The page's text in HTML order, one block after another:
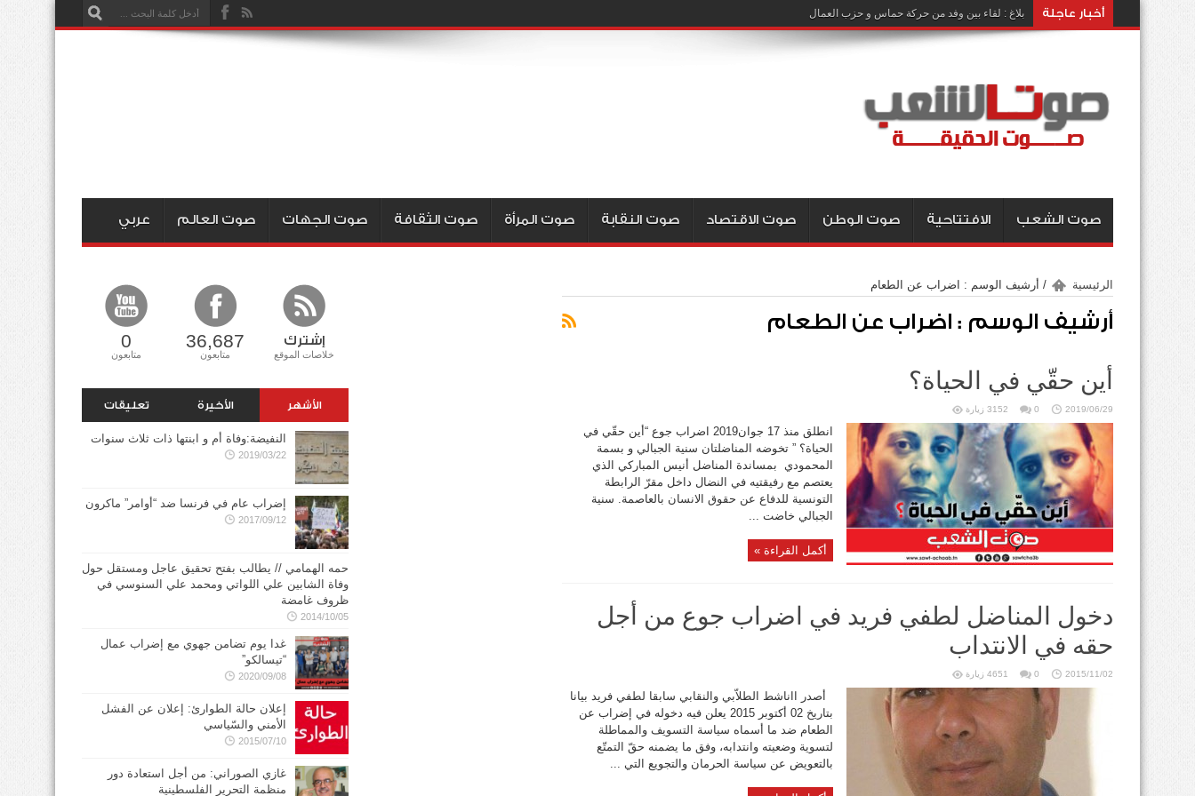
أخبار عاجلة بلاغ : لقاء بين وفد من حركة حماس و حزب العمال
صوت الشعب الافتتاحية صوت الوطن صوت الاقتصاد صوت النقابة صوت المرأة صوت الثقافة صوت الجهات صوت العالم عربي
الرئيسية / أرشيف الوسم : اضراب عن الطعام
أرشيف الوسم : اضراب عن الطعام
أين حقّي في الحياة؟
2019/06/29
0 3152 زيارة
انطلق منذ 17 جوان2019 اضراب جوع “أين حقّي في
الحياة؟ ” تخوضه المناضلتان سنية الجبالي و بسمة
المحمودي بمساندة المناضل أنيس المباركي الذي
يعتصم مع رفيقتيه في النضال داخل مقرّ الرابطة
التونسية للدفاع عن حقوق الانسان بالعاصمة. سنية
الجبالي خاضت ...
أكمل القراءة »
دخول المناضل لطفي فريد في اضراب جوع من أجل
حقه في الانتداب
2015/11/02
0 4651 زيارة
أصدر ااناشط الطلاّبي والنقابي سابقا لطفي فريد بيانا
بتاريخ 02 أكتوبر 2015 يعلن فيه دخوله في إضراب عن
الطعام ضد ما أسماه سياسة التسويف والمماطلة
لتسوية وضعيته وانتدابه، وفق ما يضمنه حقّ التمتّع
بالتعويض عن سياسة الحرمان والتجويع التي ...
إشترك
خلاصات الموقع
36,687
متابعون
0
متابعون
الأشهر الأخيرة تعليقات
النفيضة:وفاة أم و ابنتها ذات ثلاث سنوات
2019/03/22
إضراب عام في فرنسا ضد “أوامر” ماكرون
2017/09/12
حمه الهمامي // يطالب بفتح تحقيق عاجل ومستقل حول
وفاة الشابين علي اللواتي ومحمد علي السنوسي في
ظروف غامضة
2014/10/05
غدا يوم تضامن جهوي مع إضراب عمال
“تيسالكو”
2020/09/08
إعلان حالة الطوارئ: إعلان عن الفشل
الأمني والسّياسي
2015/07/10
غازي الصوراني: من أجل استعادة دور
منظمة التحرير الفلسطينية